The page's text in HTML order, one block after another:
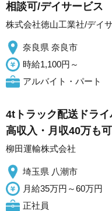
相談可/デイサービス
株式会社徳山工業社/デイ
奈良県 奈良市
時給1,100円～
アルバイト・パート
4tトラック配送ドラ
高収入・月収40万も
柳田運輸株式会社
埼玉県 八潮市
月給35万円～60万円
正社員